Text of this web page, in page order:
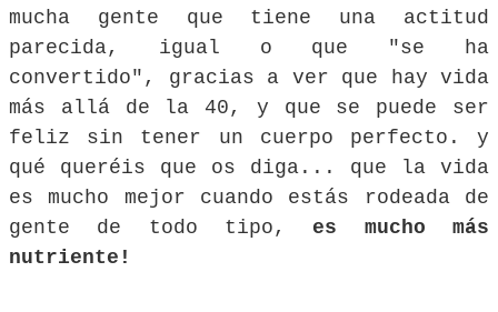
mucha gente que tiene una actitud
parecida, igual o que "se ha
convertido", gracias a ver que hay vida
más allá de la 40, y que se puede ser
feliz sin tener un cuerpo perfecto. y
qué queréis que os diga... que la vida
es mucho mejor cuando estás rodeada de
gente de todo tipo, es mucho más
nutriente!